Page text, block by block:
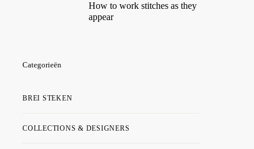
How to work stitches as they
appear
Categorieën
BREI STEKEN
COLLECTIONS & DESIGNERS